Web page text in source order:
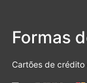
Formas
Cartões de